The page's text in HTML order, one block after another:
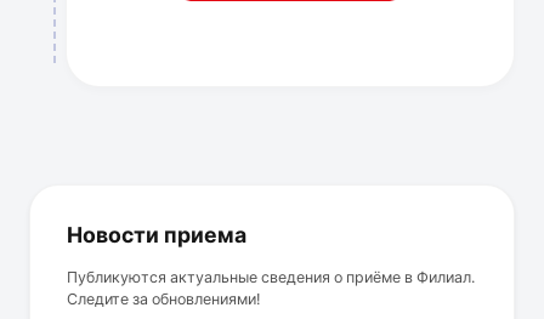
Новости приема
Публикуются актуальные сведения о приёме в Филиал.
Следите за обновлениями!